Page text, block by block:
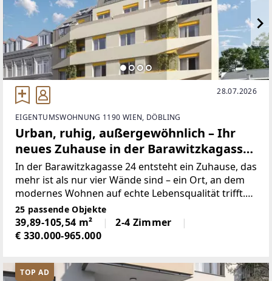
28.07.2026
EIGENTUMSWOHNUNG 1190 WIEN, DÖBLING
Urban, ruhig, außergewöhnlich – Ihr
neues Zuhause in der Barawitzkagasse
24
In der Barawitzkagasse 24 entsteht ein Zuhause, das
mehr ist als nur vier Wände sind – ein Ort, an dem
modernes Wohnen auf echte Lebensqualität trifft.
Mit nur wenigen, exklusiv ausgestatteten
Wohneinheiten und 13 komfortablen PKW-
Stellplätzen bietet
25 passende Objekte
39,89-105,54 m²
2-4 Zimmer
€ 330.000-965.000
TOP AD